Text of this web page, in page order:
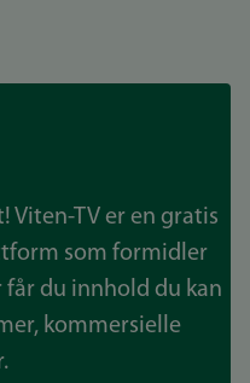
TV er en gratis
som formidler
får du innhold du kan
kommersielle